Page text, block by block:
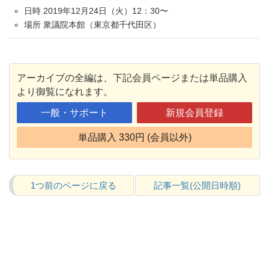
日時 2019年12月24日（火）12：30〜
場所 衆議院本館（東京都千代田区）
アーカイブの全編は、下記会員ページまたは単品購入
より御覧になれます。
一般・サポート 新規会員登録
単品購入 330円 (会員以外)
1つ前のページに戻る 記事一覧(公開日時順)